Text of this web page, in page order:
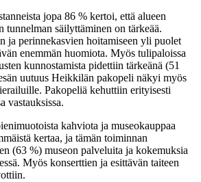
jopa 86 % kertoi, että alueen
tunnelman säilyttäminen on tärkeää.
ja perinnekasvien hoitamiseen yli puolet
enemmän huomiota. Myös tulipaloissa
kunnostamista pidettiin tärkeänä (51
uutuus Heikkilän pakopeli näkyi myös
Pakopeliä kehuttiin erityisesti
vastauksissa.
kahviota ja museokauppaa
kertaa, ja tämän toiminnan
(63 %) museon palveluita ja kokemuksia
Myös konserttien ja esittävän taiteen